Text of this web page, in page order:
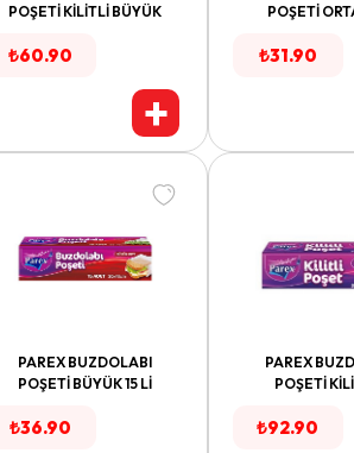
POŞETİ KİLİTLİ BÜYÜK
₺60.90
+
POŞETİ
₺31.90
PAREX BUZDOLABI
POŞETİ BÜYÜK 15 Lİ
₺36.90
PAREX
POŞETİ
₺92.90